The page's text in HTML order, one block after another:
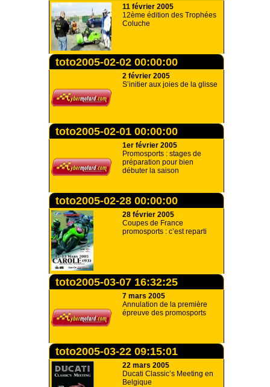
11 février 2005
12ème édition des Trophées
Coluche
toto2005-02-02 00:00:00
2 février 2005
S’initier aux joies de la glisse
toto2005-02-01 00:00:00
1er février 2005
Promosports : stages de
préparation pour bien
débuter la saison
toto2005-02-28 00:00:00
28 février 2005
Coupes de France
promosports : c’est reparti
toto2005-03-07 16:32:25
7 mars 2005
Annulation de la première
épreuve des promosports
toto2005-03-22 09:15:01
22 mars 2005
Ducati Classic’s Meeting en
Belgique